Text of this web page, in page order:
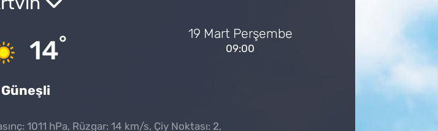
14°
Güneşli
19 Mart Perşembe
09:00
1011 hPa, Rüzgar: 14 km/s, Çiy Noktası: 2,